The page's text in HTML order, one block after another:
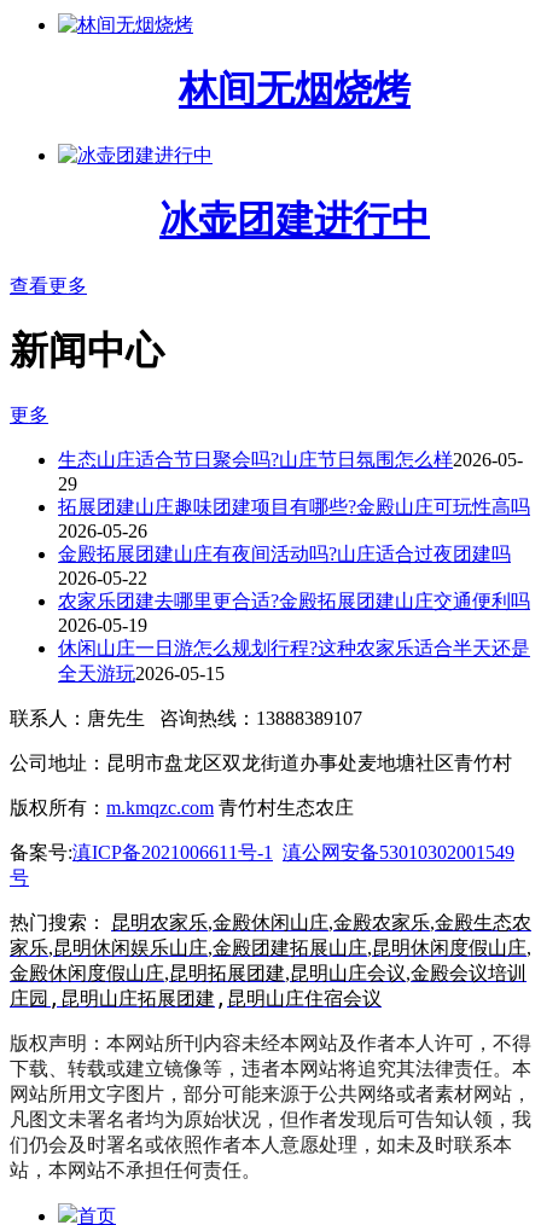
林间无烟烧烤
冰壶团建进行中
查看更多
新闻中心
更多
生态山庄适合节日聚会吗?山庄节日氛围怎么样2026-05-
29
拓展团建山庄趣味团建项目有哪些?金殿山庄可玩性高吗
2026-05-26
金殿拓展团建山庄有夜间活动吗?山庄适合过夜团建吗
2026-05-22
农家乐团建去哪里更合适?金殿拓展团建山庄交通便利吗
2026-05-19
休闲山庄一日游怎么规划行程?这种农家乐适合半天还是
全天游玩2026-05-15
联系人：唐先生 咨询热线：13888389107
公司地址：昆明市盘龙区双龙街道办事处麦地塘社区青竹村
版权所有： m.kmqzc.com 青竹村生态农庄
备案号:滇ICP备2021006611号-1
滇公网安备53010302001549
号
热门搜索： 昆明农家乐,金殿休闲山庄,金殿农家乐,金殿生态农
家乐,昆明休闲娱乐山庄,金殿团建拓展山庄,昆明休闲度假山庄,
金殿休闲度假山庄,昆明拓展团建,昆明山庄会议,金殿会议培训
庄园 , 昆明山庄拓展团建 , 昆明山庄住宿会议
版权声明：本网站所刊内容未经本网站及作者本人许可，不得
下载、转载或建立镜像等，违者本网站将追究其法律责任。本
网站所用文字图片，部分可能来源于公共网络或者素材网站，
凡图文未署名者均为原始状况，但作者发现后可告知认领，我
们仍会及时署名或依照作者本人意愿处理，如未及时联系本
站，本网站不承担任何责任。
首页